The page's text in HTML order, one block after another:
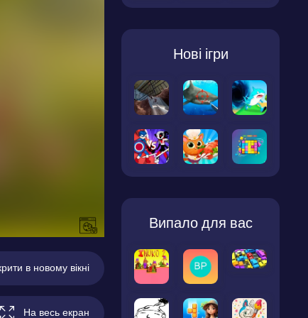
в новому вікні
На весь екран
Нові ігри
Випало для вас